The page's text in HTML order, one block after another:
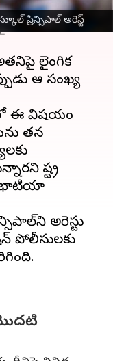
ప్రిన్సిపాల్ అరెస్ట్
పాఠశాల
వేధింపుల
లైంగిక
ఆ సంఖ్య
ఈ విషయం
తన
రాష్ట్ర
భాటియా
అరెస్టు
పోలీసులకు
మొదటి